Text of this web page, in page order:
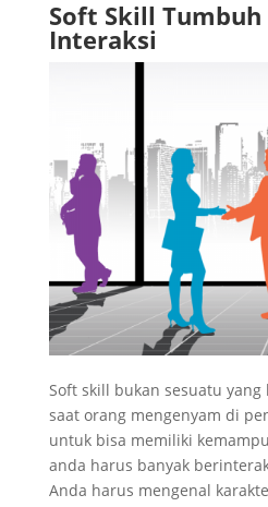
Soft Skill
Interaksi
Soft skill bukan sesuatu
saat orang mengenyam di
untuk bisa memiliki
anda harus banyak
Anda harus mengenal